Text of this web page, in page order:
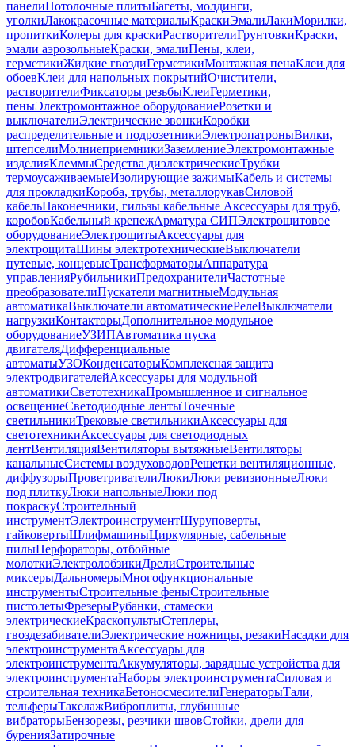
панелиПотолочные плитыБагеты, молдинги,
уголкиЛакокрасочные материалыКраскиЭмалиЛакиМорилки,
пропиткиКолеры для краскиРастворителиГрунтовкиКраски,
эмали аэрозольныеКраски, эмалиПены, клеи,
герметикиЖидкие гвоздиГерметикиМонтажная пенаКлеи для
обоевКлеи для напольных покрытийОчистители,
растворителиФиксаторы резьбыКлеиГерметики,
пеныЭлектромонтажное оборудованиеРозетки и
выключателиЭлектрические звонкиКоробки
распределительные и подрозетникиЭлектропатроныВилки,
штепселиМолниеприемникиЗаземлениеЭлектромонтажные
изделияКлеммыСредства диэлектрическиеТрубки
термоусаживаемыеИзолирующие зажимыКабель и системы
для прокладкиКороба, трубы, металлорукавСиловой
кабельНаконечники, гильзы кабельные Аксессуары для труб,
коробовКабельный крепежАрматура СИПЭлектрощитовое
оборудованиеЭлектрощитыАксессуары для
электрощитаШины электротехническиеВыключатели
путевые, концевыеТрансформаторыАппаратура
управленияРубильникиПредохранителиЧастотные
преобразователиПускатели магнитныеМодульная
автоматикаВыключатели автоматическиеРелеВыключатели
нагрузкиКонтакторыДополнительное модульное
оборудованиеУЗИПАвтоматика пуска
двигателяДифференциальные
автоматыУЗОКонденсаторыКомплексная защита
электродвигателейАксессуары для модульной
автоматикиСветотехникаПромышленное и сигнальное
освещениеСветодиодные лентыТочечные
светильникиТрековые светильникиАксессуары для
светотехникиАксессуары для светодиодных
лентВентиляцияВентиляторы вытяжныеВентиляторы
канальныеСистемы воздуховодовРешетки вентиляционные,
диффузорыПроветривателиЛюкиЛюки ревизионныеЛюки
под плиткуЛюки напольныеЛюки под
покраскуСтроительный
инструментЭлектроинструментШуруповерты,
гайковертыШлифмашиныЦиркулярные, сабельные
пилыПерфораторы, отбойные
молоткиЭлектролобзикиДрелиСтроительные
миксерыДальномерыМногофункциональные
инструментыСтроительные феныСтроительные
пистолетыФрезерыРубанки, стамески
электрическиеКраскопультыСтеплеры,
гвоздезабивателиЭлектрические ножницы, резакиНасадки для
электроинструментаАксессуары для
электроинструментаАккумуляторы, зарядные устройства для
электроинструментаНаборы электроинструментаСиловая и
строительная техникаБетоносмесителиГенераторыТали,
тельферыТакелажВиброплиты, глубинные
вибраторыБензорезы, резчики швовСтойки, дрели для
буренияЗатирочные